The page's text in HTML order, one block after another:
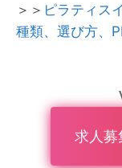
＞＞ ピラティス
種類、選び方、
求人募